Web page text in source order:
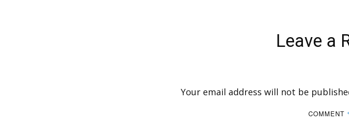
Leave a
Your email address will not be
COMMENT